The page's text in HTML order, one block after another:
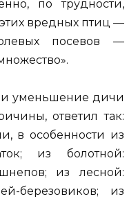
по трудности,
вредных птиц —
посевов —
уменьшение дичи
ответил так:
в особенности из
из болотной:
из лесной:
березовиков; из